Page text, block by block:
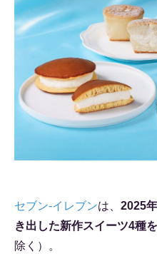
セブン-イレブンは、 2025
き出した新作スイーツ4種
除く）。